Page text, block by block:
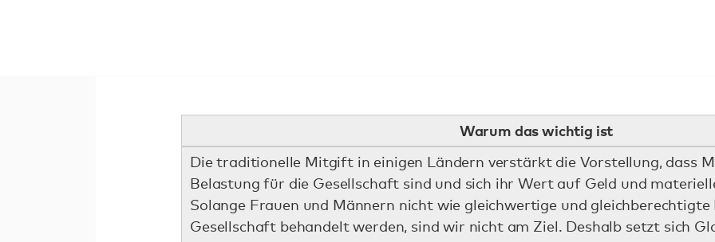
Warum das wichtig ist
Die traditionelle Mitgift in einigen Ländern verstärkt die Vorstellung, dass
Belastung für die Gesellschaft sind und sich ihr Wert auf Geld und
Solange Frauen und Männern nicht wie gleichwertige und
Gesellschaft behandelt werden, sind wir nicht am Ziel. Deshalb setzt sich